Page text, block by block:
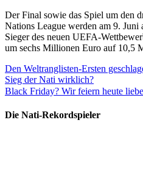
Der Final sowie das Spiel um den
Nations League werden am 9. Juni
Sieger des neuen UEFA-
um sechs Millionen Euro auf 10,5
Den Weltranglisten-Ersten
Sieg der Nati wirklich?
Black Friday? Wir feiern heute
Die Nati-Rekordspieler